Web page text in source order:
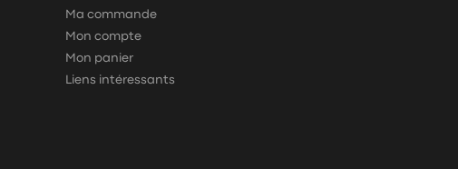
Ma commande
Mon compte
Mon panier
Liens intéressants